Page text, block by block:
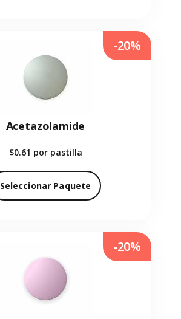
Acetazolamide
$0.61 por pastilla
Seleccionar Paquete
-20%
-20%